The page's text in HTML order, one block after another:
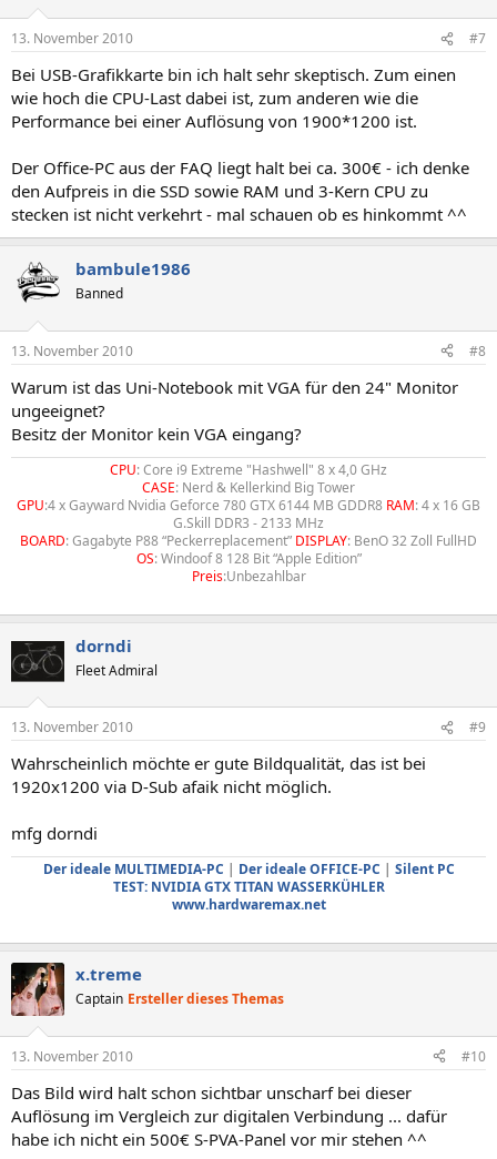
13. November 2010 #7
Bei USB-Grafikkarte bin ich halt sehr skeptisch. Zum einen
wie hoch die CPU-Last dabei ist, zum anderen wie die
Performance bei einer Auflösung von 1900*1200 ist.
Der Office-PC aus der FAQ liegt halt bei ca. 300€ - ich denke
den Aufpreis in die SSD sowie RAM und 3-Kern CPU zu
stecken ist nicht verkehrt - mal schauen ob es hinkommt ^^
bambule1986
Banned
13. November 2010 #8
Warum ist das Uni-Notebook mit VGA für den 24" Monitor
ungeeignet?
Besitz der Monitor kein VGA eingang?
CPU: Core i9 Extreme "Hashwell" 8 x 4,0 GHz
CASE: Nerd & Kellerkind Big Tower
GPU:4 x Gayward Nvidia Geforce 780 GTX 6144 MB GDDR8 RAM: 4 x 16 GB
G.Skill DDR3 - 2133 MHz
BOARD: Gagabyte P88 “Peckerreplacement” DISPLAY: BenO 32 Zoll FullHD
OS: Windoof 8 128 Bit “Apple Edition”
Preis:Unbezahlbar
dorndi
Fleet Admiral
13. November 2010 #9
Wahrscheinlich möchte er gute Bildqualität, das ist bei
1920x1200 via D-Sub afaik nicht möglich.
mfg dorndi
Der ideale MULTIMEDIA-PC | Der ideale OFFICE-PC | Silent PC
TEST: NVIDIA GTX TITAN WASSERKÜHLER
www.hardwaremax.net
x.treme
Captain Ersteller dieses Themas
13. November 2010 #10
Das Bild wird halt schon sichtbar unscharf bei dieser
Auflösung im Vergleich zur digitalen Verbindung ... dafür
habe ich nicht ein 500€ S-PVA-Panel vor mir stehen ^^